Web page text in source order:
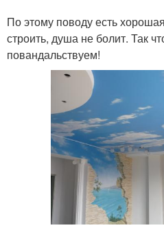
По этому поводу есть
строить, душа не болит. Так
повандальствуем!